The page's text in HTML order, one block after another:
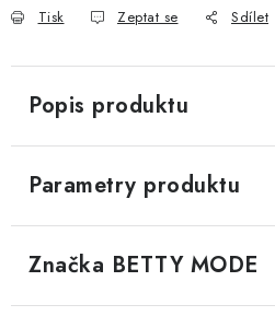
Tisk Zeptat se Sdílet
Popis produktu
Parametry produktu
Značka BETTY MODE